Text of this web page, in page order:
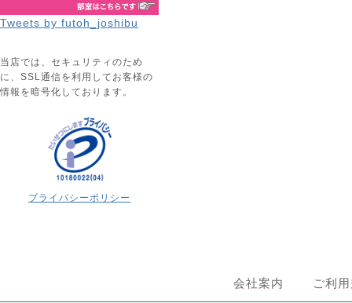
Tweets by futoh_joshibu
当店では、セキュリティのため
に、SSL通信を利用してお客様の
情報を暗号化しております。
プライバシーポリシー
会社案内 ご利